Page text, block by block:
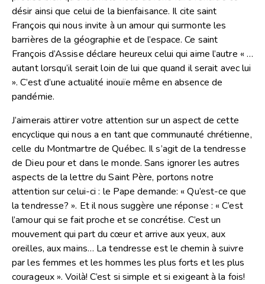
désir ainsi que celui de la bienfaisance. Il cite saint
François qui nous invite à un amour qui surmonte les
barrières de la géographie et de l’espace. Ce saint
François d’Assise déclare heureux celui qui aime l’autre « …
autant lorsqu’il serait loin de lui que quand il serait avec lui
». C’est d’une actualité inouïe même en absence de
pandémie.
J’aimerais attirer votre attention sur un aspect de cette
encyclique qui nous a en tant que communauté chrétienne,
celle du Montmartre de Québec. Il s’agit de la tendresse
de Dieu pour et dans le monde. Sans ignorer les autres
aspects de la lettre du Saint Père, portons notre
attention sur celui-ci : le Pape demande: « Qu’est-ce que
la tendresse? ». Et il nous suggère une réponse : « C’est
l’amour qui se fait proche et se concrétise. C’est un
mouvement qui part du cœur et arrive aux yeux, aux
oreilles, aux mains… La tendresse est le chemin à suivre
par les femmes et les hommes les plus forts et les plus
courageux ». Voilà! C’est si simple et si exigeant à la fois!